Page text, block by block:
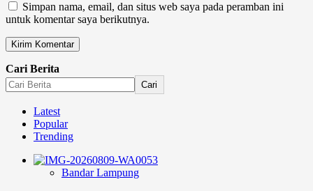
Simpan nama, email, dan situs web saya pada peramban ini
untuk komentar saya berikutnya.
Cari Berita
Cari
Latest
Popular
Trending
Bandar Lampung